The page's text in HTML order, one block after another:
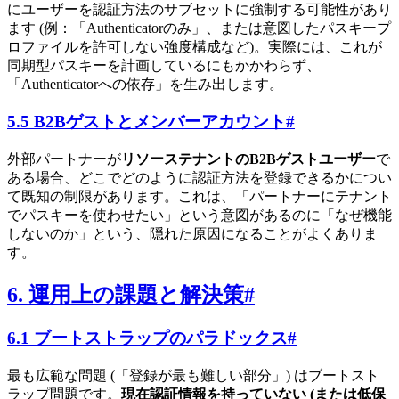
にユーザーを認証方法のサブセットに強制する可能性があり
ます (例：「Authenticatorのみ」、または意図したパスキープ
ロファイルを許可しない強度構成など)。実際には、これが
同期型パスキーを計画しているにもかかわらず、
「Authenticatorへの依存」を生み出します。
5.5 B2Bゲストとメンバーアカウント#
外部パートナーがリソーステナントのB2Bゲストユーザーで
ある場合、どこでどのように認証方法を登録できるかについ
て既知の制限があります。これは、「パートナーにテナント
でパスキーを使わせたい」という意図があるのに「なぜ機能
しないのか」という、隠れた原因になることがよくありま
す。
6. 運用上の課題と解決策#
6.1 ブートストラップのパラドックス#
最も広範な問題 (「登録が最も難しい部分」) はブートスト
ラップ問題です。 現在認証情報を持っていない (または低保